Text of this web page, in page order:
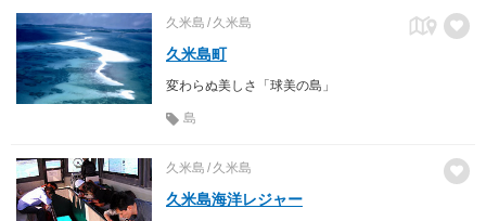
久米島 久米島
久米島町
変わらぬ美しさ「球美の島」
島
久米島 久米島
久米島海洋レジャー